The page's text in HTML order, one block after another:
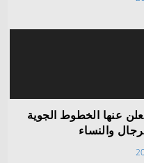
عنها الخطوط الجوية
والنساء